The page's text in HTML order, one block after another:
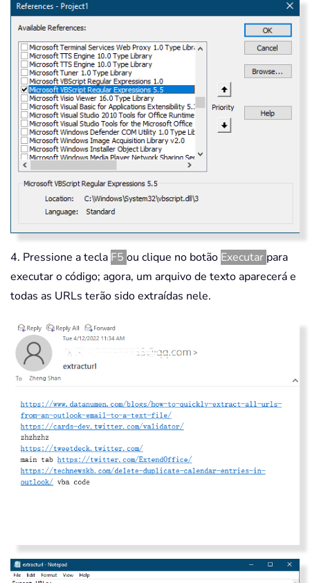
4. Pressione a tecla F5 ou clique no botão Executar para
executar o código; agora, um arquivo de texto aparecerá e
todas as URLs terão sido extraídas nele.